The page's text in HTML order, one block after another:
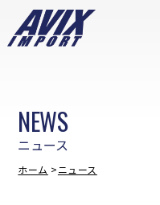
ニュース
NEWS
ホーム ニュース